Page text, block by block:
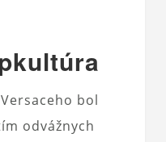
bol
odvážnych